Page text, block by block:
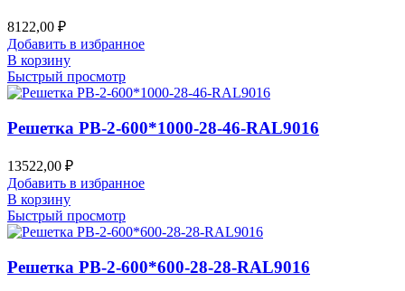
8122,00 ₽
Добавить в избранное
В корзину
Быстрый просмотр
Решетка РВ-2-600*1000-28-46-RAL9016
13522,00 ₽
Добавить в избранное
В корзину
Быстрый просмотр
Решетка РВ-2-600*600-28-28-RAL9016